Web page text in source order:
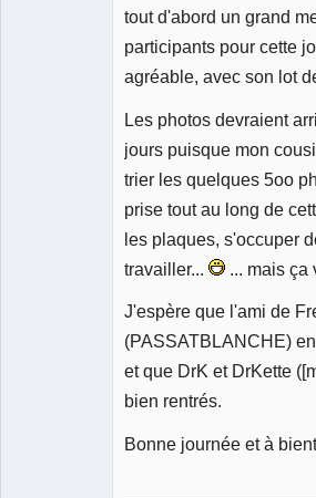
tout d'abord un grand
participants pour cette
agréable, avec son lot
Les photos devraient
jours puisque mon
trier les quelques 5oo
prise tout au long de
les plaques, s'occuper
travailler...
... mais ça
J'espère que l'ami de
(PASSATBLANCHE)
et que DrK et DrKette
bien rentrés.
Bonne journée et à